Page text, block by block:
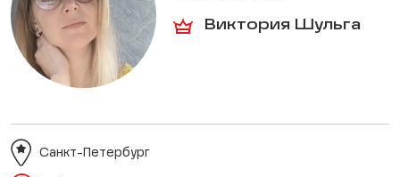
Виктория Шульга
Санкт-Петербург